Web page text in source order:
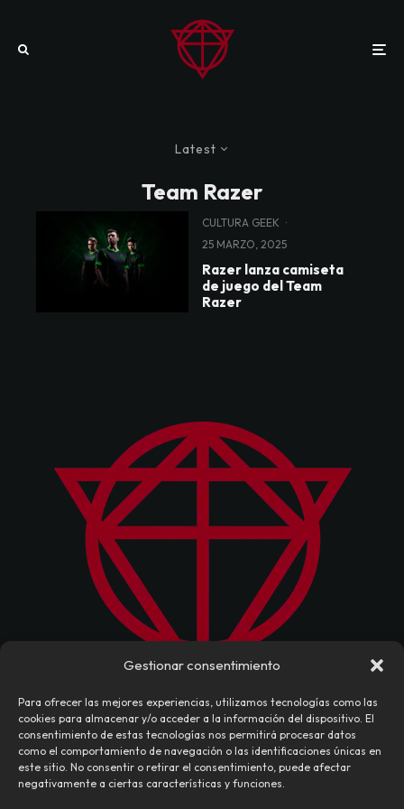
Gestionar consentimiento
Para ofrecer las mejores experiencias, utilizamos tecnologías como las
cookies para almacenar y/o acceder a la información del dispositivo. El
consentimiento de estas tecnologías nos permitirá procesar datos
como el comportamiento de navegación o las identificaciones únicas en
este sitio. No consentir o retirar el consentimiento, puede afectar
negativamente a ciertas características y funciones.
Latest
Team Razer
CULTURA GEEK ·
25 MARZO, 2025
Razer lanza camiseta
de juego del Team
Razer